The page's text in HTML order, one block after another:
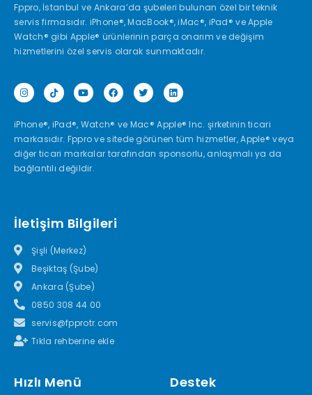
Fppro, İstanbul ve Ankara’da şubeleri bulunan özel bir teknik
servis firmasıdır. iPhone®, MacBook®, iMac®, iPad® ve Apple
Watch® gibi Apple® ürünlerinin parça onarım ve değişim
hizmetlerini özel servis olarak sunmaktadır.
iPhone®, iPad®, Watch® ve Mac® Apple® Inc. şirketinin ticari
markasıdır. Fppro ve sitede görünen tüm hizmetler, Apple® veya
diğer ticari markalar tarafından sponsorlu, anlaşmalı ya da
bağlantılı değildir.
İletişim Bilgileri
Şişli (Merkez)
Beşiktaş (Şube)
Ankara (Şube)
0850 308 44 00
servis@fpprotr.com
Tıkla rehberine ekle
Hızlı Menü Destek